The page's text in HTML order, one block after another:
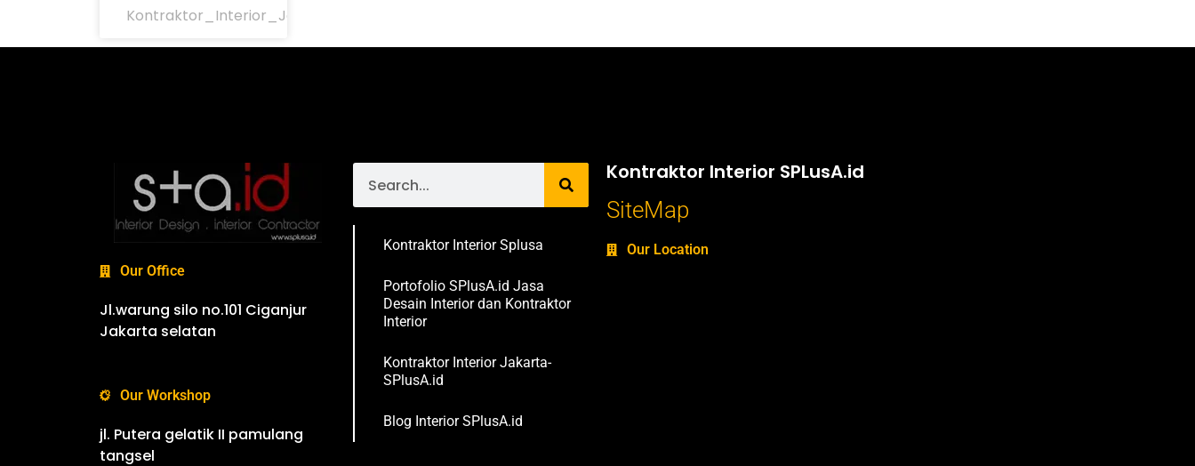
Kontraktor_Interior_Jakarta
Our Office
Jl.warung silo no.101 Ciganjur
Jakarta selatan
Our Workshop
jl. Putera gelatik II pamulang
tangsel
Kontraktor Interior Splusa
Portofolio SPlusA.id Jasa
Desain Interior dan Kontraktor
Interior
Kontraktor Interior Jakarta-
SPlusA.id
Blog Interior SPlusA.id
Kontraktor Interior SPLusA.id
SiteMap
Our Location